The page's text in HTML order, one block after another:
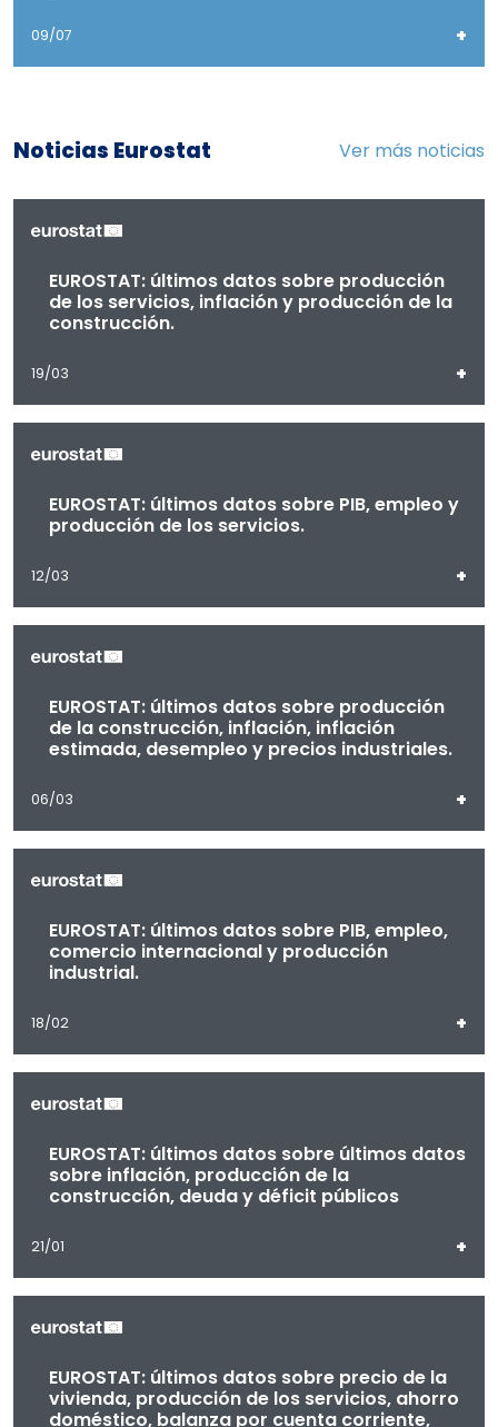
09/07 +
Noticias Eurostat Ver más noticias
EUROSTAT: últimos datos sobre producción
de los servicios, inflación y producción de la
construcción.
19/03 +
EUROSTAT: últimos datos sobre PIB, empleo y
producción de los servicios.
12/03 +
EUROSTAT: últimos datos sobre producción
de la construcción, inflación, inflación
estimada, desempleo y precios industriales.
06/03 +
EUROSTAT: últimos datos sobre PIB, empleo,
comercio internacional y producción
industrial.
18/02 +
EUROSTAT: últimos datos sobre últimos datos
sobre inflación, producción de la
construcción, deuda y déficit públicos
21/01 +
EUROSTAT: últimos datos sobre precio de la
vivienda, producción de los servicios, ahorro
doméstico, balanza por cuenta corriente,